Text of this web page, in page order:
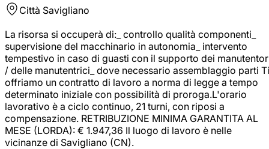
Città Savigliano
La risorsa si occuperà di:_ controllo qualità componenti_
supervisione del macchinario in autonomia_ intervento
tempestivo in caso di guasti con il supporto dei
/ delle manutentrici_ dove necessario assemblaggio parti Ti
offriamo un contratto di lavoro a norma di legge a tempo
determinato iniziale con possibilità di proroga.L'orario
lavorativo è a ciclo continuo, 21 turni, con riposi a
compensazione. RETRIBUZIONE MINIMA GARANTITA AL
MESE (LORDA): € 1.947,36 Il luogo di lavoro è nelle
vicinanze di Savigliano (CN).